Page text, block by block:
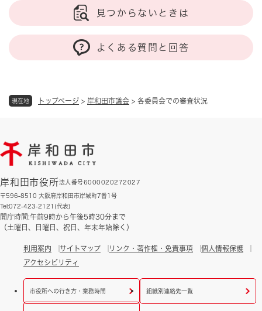
現在地 トップページ > 岸和田市議会 > 各委員会での審査状況
見つからないときは
よくある質問と回答
岸和田市役所法人番号6000020272027
〒596-8510 大阪府岸和田市岸城町7番1号
Tel:072-423-2121(代表)
開庁時間:午前9時から午後5時30分まで
（土曜日、日曜日、祝日、年末年始除く）
利用案内 サイトマップ リンク・著作権・免責事項
個人情報保護
アクセシビリティ
市役所への行き方・業務時間 組織別連絡先一覧